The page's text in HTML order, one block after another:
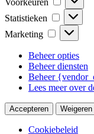
Statistieken
Marketing Marketing
Beheer opties
Beheer diensten
Beheer
Lees meer over
Accepteren Weigeren
Cookiebeleid